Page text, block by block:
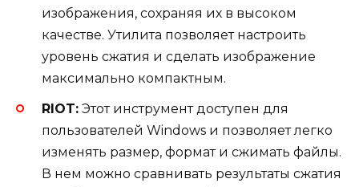
изображения, сохраняя их в высоком
качестве. Утилита позволяет настроить
уровень сжатия и сделать изображение
максимально компактным.
RIOT: Этот инструмент доступен для
пользователей Windows и позволяет легко
изменять размер, формат и сжимать файлы.
В нем можно сравнивать результаты сжатия